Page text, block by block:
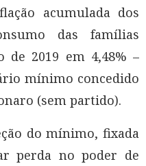
acumulada dos
das famílias
de 2019 em 4,48% –
mínimo concedido
(sem partido).
do mínimo, fixada
perda no poder de